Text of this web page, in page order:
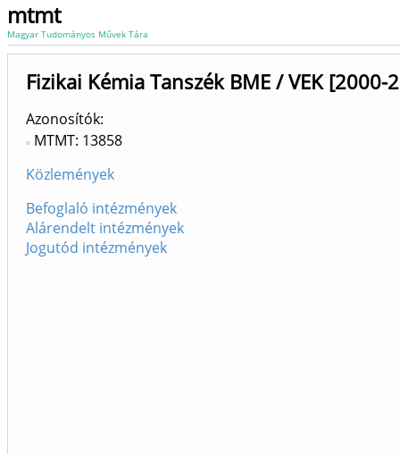
mtmt
Magyar Tudományos Művek Tára
Fizikai Kémia Tanszék BME / VEK [2000-
Azonosítók
MTMT: 13858
Közlemények
Befoglaló intézmények
Alárendelt intézmények
Jogutód intézmények